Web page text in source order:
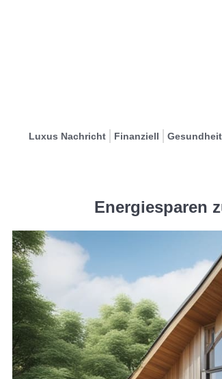
Luxus Nachricht Finanziell Gesundheit
Energiesparen